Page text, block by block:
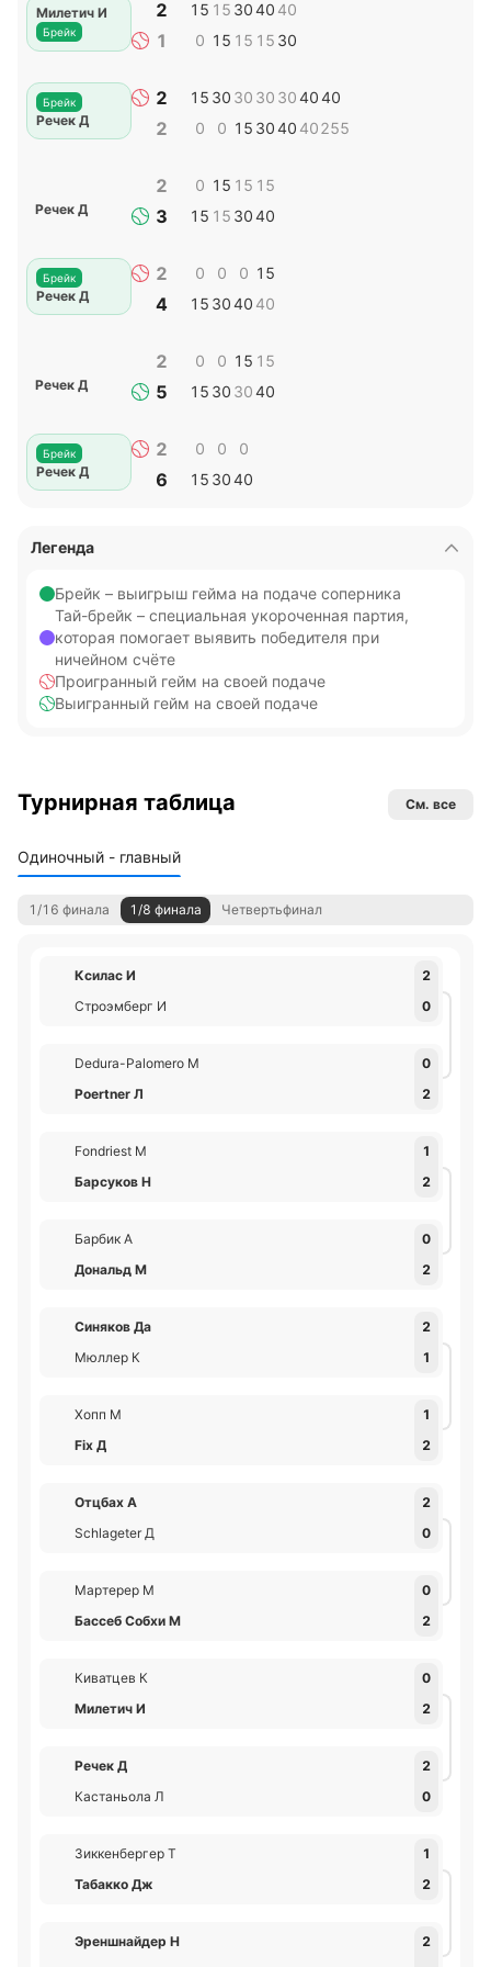
Милетич И
Брейк
2
1
15
0
15
15
30
15
40
15
40
30
Брейк
Речек Д
2
2
15
0
30
0
30
15
30
30
30
40
40
40
40
255
Речек Д
2
3
0
15
15
15
15
30
15
40
Брейк
Речек Д
2
4
0
15
0
30
0
40
15
40
Речек Д
2
5
0
15
0
30
15
30
15
40
Брейк
Речек Д
2
6
0
15
0
30
0
40
Легенда
Брейк – выигрыш гейма на подаче соперника
Тай-брейк – специальная укороченная партия,
которая помогает выявить победителя при
ничейном счёте
Проигранный гейм на своей подаче
Выигранный гейм на своей подаче
Турнирная таблица См. все
Одиночный - главный
1/16 финала 1/8 финала Четвертьфинал
Ксилас И
2
Строэмберг И
0
Dedura-Palomero М
0
Poertner Л
2
Fondriest М
1
Барсуков Н
2
Барбик А
0
Дональд М
2
Синяков Да
2
Мюллер К
1
Хопп М
1
Fix Д
2
Отцбах А
2
Schlageter Д
0
Мартерер М
0
Бассеб Собхи М
2
Киватцев К
0
Милетич И
2
Речек Д
2
Кастаньола Л
0
Зиккенбергер Т
1
Табакко Дж
2
Эреншнайдер Н
2